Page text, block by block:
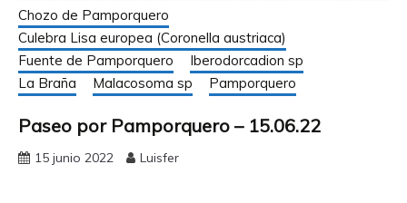
Chozo de Pamporquero
Culebra Lisa europea (Coronella austriaca)
Fuente de Pamporquero
Iberodorcadion sp
La Braña
Malacosoma sp Pamporquero
Paseo por Pamporquero – 15.06.22
15 junio 2022 Luisfer